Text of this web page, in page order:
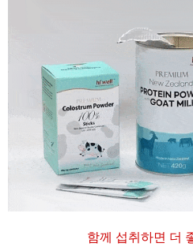
함께 섭취하면 더